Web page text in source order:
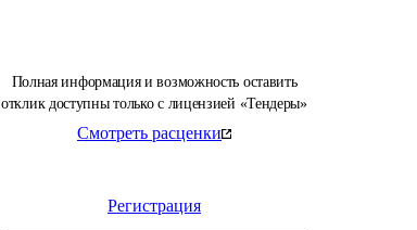
Полная информация и возможность оставить
отклик доступны только с лицензией «Тендеры»
Смотреть расценки
Регистрация